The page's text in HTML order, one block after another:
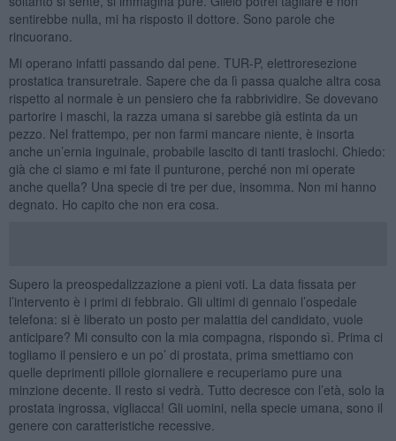
sentirebbe nulla, mi ha risposto il dottore. Sono parole che
rincuorano.
Mi operano infatti passando dal pene. TUR-P, elettroresezione
prostatica transuretrale. Sapere che da lì passa qualche altra cosa
rispetto al normale è un pensiero che fa rabbrividire. Se dovevano
partorire i maschi, la razza umana si sarebbe già estinta da un
pezzo. Nel frattempo, per non farmi mancare niente, è insorta
anche un’ernia inguinale, probabile lascito di tanti traslochi. Chiedo:
già che ci siamo e mi fate il punturone, perché non mi operate
anche quella? Una specie di tre per due, insomma. Non mi hanno
degnato. Ho capito che non era cosa.
Supero la preospedalizzazione a pieni voti. La data fissata per
l’intervento è i primi di febbraio. Gli ultimi di gennaio l’ospedale
telefona: si è liberato un posto per malattia del candidato, vuole
anticipare? Mi consulto con la mia compagna, rispondo sì. Prima ci
togliamo il pensiero e un po’ di prostata, prima smettiamo con
quelle deprimenti pillole giornaliere e recuperiamo pure una
minzione decente. Il resto si vedrà. Tutto decresce con l’età, solo la
prostata ingrossa, vigliacca! Gli uomini, nella specie umana, sono il
genere con caratteristiche recessive.